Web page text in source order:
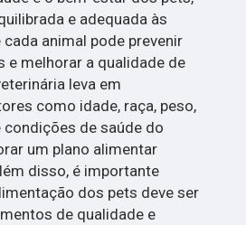
e adequada às
animal pode prevenir
e melhorar a qualidade de
leva em
como idade, raça, peso,
de saúde do
um plano alimentar
disso, é importante
dos pets deve ser
de qualidade e